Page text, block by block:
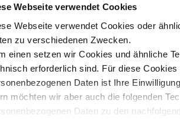
Webseite verwendet Cookies
Webseite verwendet Cookies oder
zu verschiedenen Zwecken.
einen setzen wir Cookies und ähnliche
erforderlich sind. Für diese
Daten ist Ihre
möchten wir aber auch die folgenden
Daten zu den